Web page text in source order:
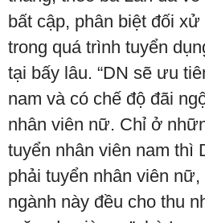
bất cập, phân biệt đối
trong quá trình tuyển
tại bấy lâu. “DN sẽ ưu
nam và có chế độ đãi
nhân viên nữ. Chỉ ở
tuyển nhân viên nam thì
phải tuyển nhân viên
ngành này đều cho thu